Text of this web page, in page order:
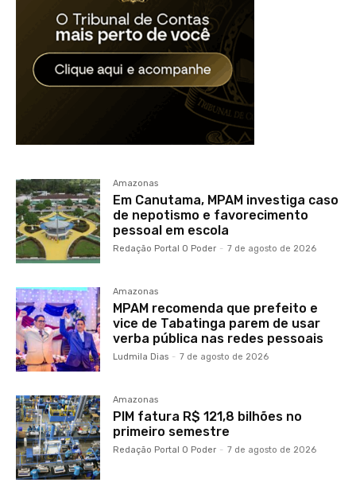
Amazonas
Em Canutama, MPAM investiga caso
de nepotismo e favorecimento
pessoal em escola
Redação Portal O Poder - 7 de agosto de 2026
Amazonas
MPAM recomenda que prefeito e
vice de Tabatinga parem de usar
verba pública nas redes pessoais
Ludmila Dias - 7 de agosto de 2026
Amazonas
PIM fatura R$ 121,8 bilhões no
primeiro semestre
Redação Portal O Poder - 7 de agosto de 2026